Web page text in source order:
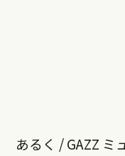
あるく / GAZZ ミ